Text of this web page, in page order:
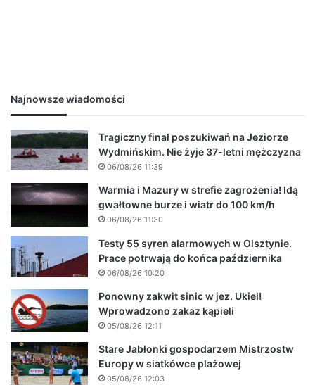
Najnowsze wiadomości
Tragiczny finał poszukiwań na Jeziorze
Wydmińskim. Nie żyje 37-letni mężczyzna
06/08/26 11:39
Warmia i Mazury w strefie zagrożenia! Idą
gwałtowne burze i wiatr do 100 km/h
06/08/26 11:30
Testy 55 syren alarmowych w Olsztynie.
Prace potrwają do końca października
06/08/26 10:20
Ponowny zakwit sinic w jez. Ukiel!
Wprowadzono zakaz kąpieli
05/08/26 12:11
Stare Jabłonki gospodarzem Mistrzostw
Europy w siatkówce plażowej
05/08/26 12:03